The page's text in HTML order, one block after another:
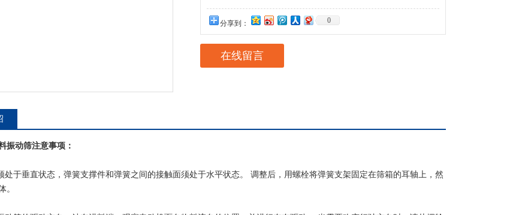
分享到： 0
在线留言
振动筛注意事项：
于垂直状态，弹簧支撑件和弹簧之间的接触面须处于水平状态。 调整后，用螺栓将弹簧支架固定在筛箱的耳轴上，然
。